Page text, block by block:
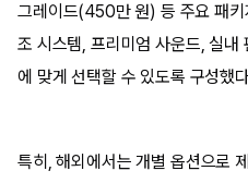
그레이드(450만 원) 등 주요 패
조 시스템, 프리미엄 사운드, 실내
에 맞게 선택할 수 있도록 구성했
특히, 해외에서는 개별 옵션으로